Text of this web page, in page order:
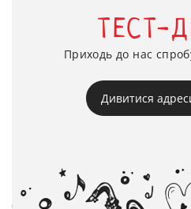
ТЕСТ-
Приходь до нас
Дивитися